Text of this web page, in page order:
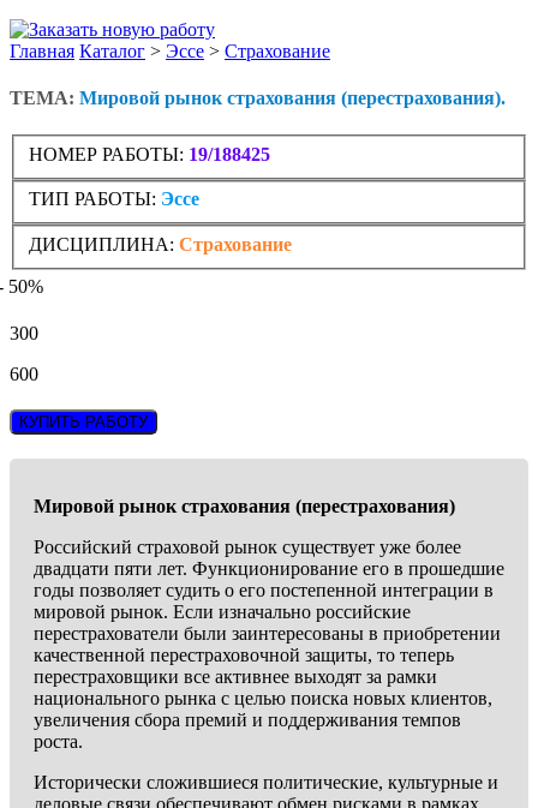
Главная Каталог > Эссе > Страхование
ТЕМА: Мировой рынок страхования (перестрахования).
НОМЕР РАБОТЫ: 19/188425
ТИП РАБОТЫ: Эссе
ДИСЦИПЛИНА: Страхование
50%
300
600
КУПИТЬ РАБОТУ
Мировой рынок страхования (перестрахования)
Российский страховой рынок существует уже более
двадцати пяти лет. Функционирование его в прошедшие
годы позволяет судить о его постепенной интеграции в
мировой рынок. Если изначально российские
перестрахователи были заинтересованы в приобретении
качественной перестраховочной защиты, то теперь
перестраховщики все активнее выходят за рамки
национального рынка с целью поиска новых клиентов,
увеличения сбора премий и поддерживания темпов
роста.
Исторически сложившиеся политические, культурные и
деловые связи обеспечивают обмен рисками в рамках